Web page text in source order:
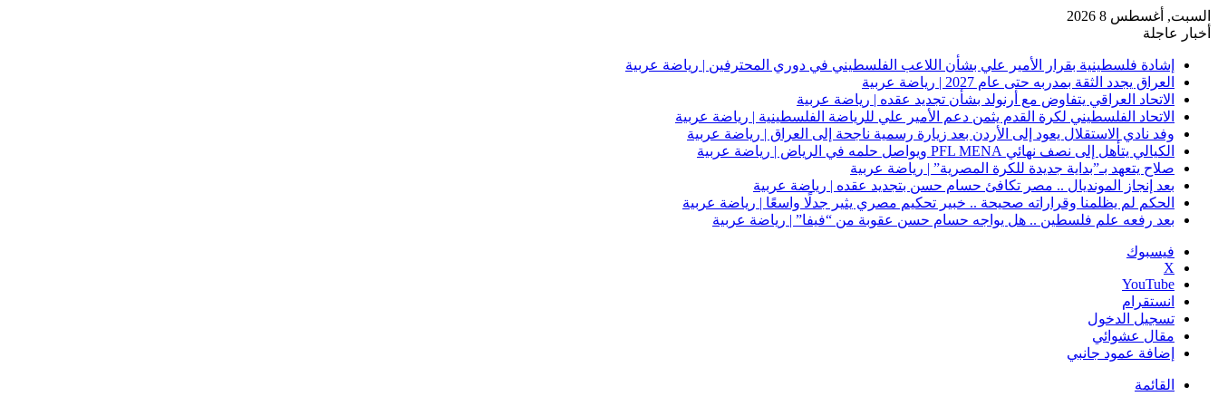
السبت, أغسطس 8 2026
أخبار عاجلة
إشادة فلسطينية بقرار الأمير علي بشأن اللاعب الفلسطيني في دوري المحترفين | رياضة عربية
العراق يجدد الثقة بمدربه حتى عام 2027 | رياضة عربية
الاتحاد العراقي يتفاوض مع أرنولد بشأن تجديد عقده | رياضة عربية
الاتحاد الفلسطيني لكرة القدم يثمن دعم الأمير علي للرياضة الفلسطينية | رياضة عربية
وفد نادي الاستقلال يعود إلى الأردن بعد زيارة رسمية ناجحة إلى العراق | رياضة عربية
الكيالي يتأهل إلى نصف نهائي PFL MENA ويواصل حلمه في الرياض | رياضة عربية
صلاح يتعهد بـ”بداية جديدة للكرة المصرية” | رياضة عربية
بعد إنجاز المونديال .. مصر تكافئ حسام حسن بتجديد عقده | رياضة عربية
الحكم لم يظلمنا وقراراته صحيحة .. خبير تحكيم مصري يثير جدلًا واسعًا | رياضة عربية
بعد رفعه علم فلسطين .. هل يواجه حسام حسن عقوبة من “فيفا” | رياضة عربية
فيسبوك
‫X
‫YouTube
انستقرام
تسجيل الدخول
مقال عشوائي
إضافة عمود جانبي
القائمة